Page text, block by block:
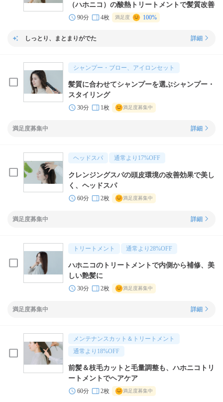
（ハホニコ）の酸熱トリートメントで髪質改善
90分 4枚 満足度 100%
しっとり、まとまりがでた 詳細
シャンプー・ブロー、アイロンセット
髪質に合わせてシャンプーを選ぶシャンプー・
スタイリング
30分 1枚 満足度募集中
満足度募集中 詳細
ヘッドスパ 通常より 17%OFF
クレンジングスパの頭皮環境の改善効果で美し
く、ヘッドスパ
60分 2枚 満足度募集中
満足度募集中 詳細
トリートメント 通常より 28%OFF
ハホニコのトリートメントで内側から補修、美
しい艶髪に
30分 2枚 満足度募集中
満足度募集中 詳細
メンテナンスカット＆トリートメント
通常より 18%OFF
前髪＆枝毛カットと毛量調整も、ハホニコトリ
ートメントでヘアケア
60分 2枚 満足度募集中